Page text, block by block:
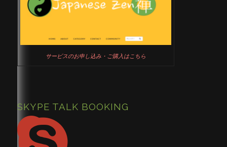
サービスのお申し込み・ご購入はこちら
SKYPE TALK BOOKING